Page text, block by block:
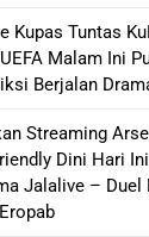
Kupas Tuntas
Malam Ini
Berjalan
Streaming
Dini Hari
Jalalive – Duel